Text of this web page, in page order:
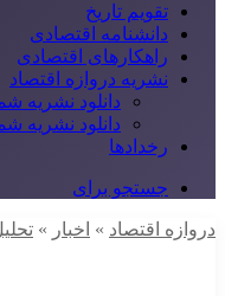
تقویم تاریخ
دانشنامه اقتصادی
راهکارهای اقتصادی
نشریه دروازه اقتصاد
دانلود نشریه
دانلود نشریه
رخدادها
جستجو برای
دروازه اقتصاد » اخبار »